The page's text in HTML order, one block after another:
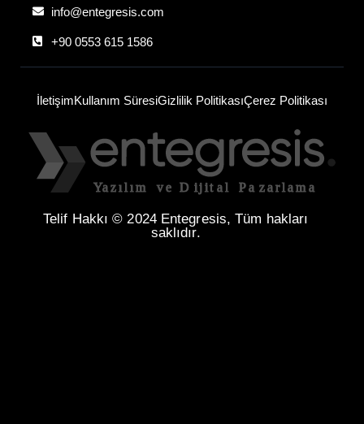
info@entegresis.com
+90 0553 615 1586
İletişimKullanım SüresiGizlilik PolitikasıÇerez Politikası
Telif Hakkı © 2024 Entegresis, Tüm hakları
saklıdır.